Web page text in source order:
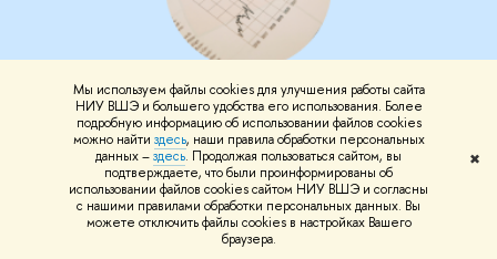
Мы используем файлы cookies для улучшения работы сайта
НИУ ВШЭ и большего удобства его использования. Более
подробную информацию об использовании файлов cookies
можно найти здесь, наши правила обработки персональных
данных –здесь. Продолжая пользоваться сайтом, вы
подтверждаете, что были проинформированы об
использовании файлов cookies сайтом НИУ ВШЭ и согласны
с нашими правилами обработки персональных данных. Вы
можете отключить файлы cookies в настройках Вашего
браузера.
✖
ЕЖЕМЕСЯЧНЫЙ МОНИТОРИНГ МИРОВОЙ
ЭКОНОМИКИ GLOBBARO